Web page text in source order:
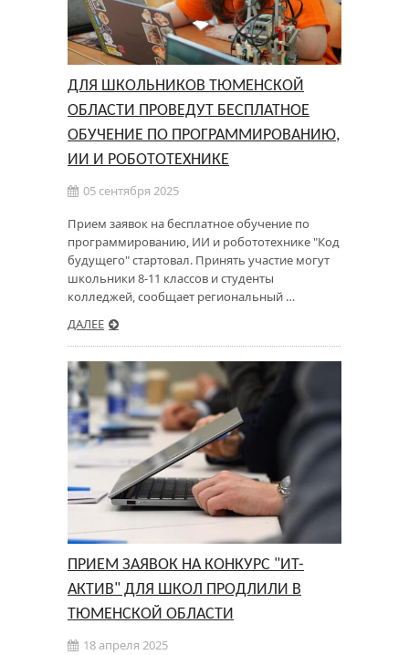
ДЛЯ ШКОЛЬНИКОВ ТЮМЕНСКОЙ
ОБЛАСТИ ПРОВЕДУТ БЕСПЛАТНОЕ
ОБУЧЕНИЕ ПО ПРОГРАММИРОВАНИЮ,
ИИ И РОБОТОТЕХНИКЕ
05 сентября 2025
Прием заявок на бесплатное обучение по
программированию, ИИ и робототехнике "Код
будущего" стартовал. Принять участие могут
школьники 8-11 классов и студенты
колледжей, сообщает региональный …
ДАЛЕЕ
ПРИЕМ ЗАЯВОК НА КОНКУРС "ИТ-
АКТИВ" ДЛЯ ШКОЛ ПРОДЛИЛИ В
ТЮМЕНСКОЙ ОБЛАСТИ
18 апреля 2025